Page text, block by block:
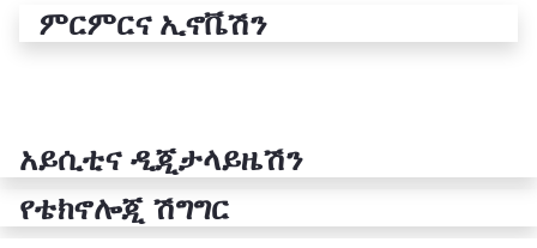
ምርምርና ኢኖቬሽን
አይሲቲና ዲጂታላይዜሽን
የቴክኖሎጂ ሽግግር